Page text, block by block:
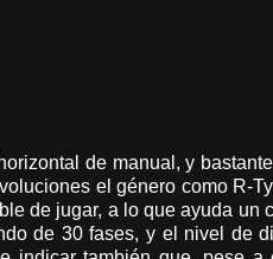
de manual, y
el género como R-
de jugar, a lo que ayuda un
de 30 fases, y el nivel de